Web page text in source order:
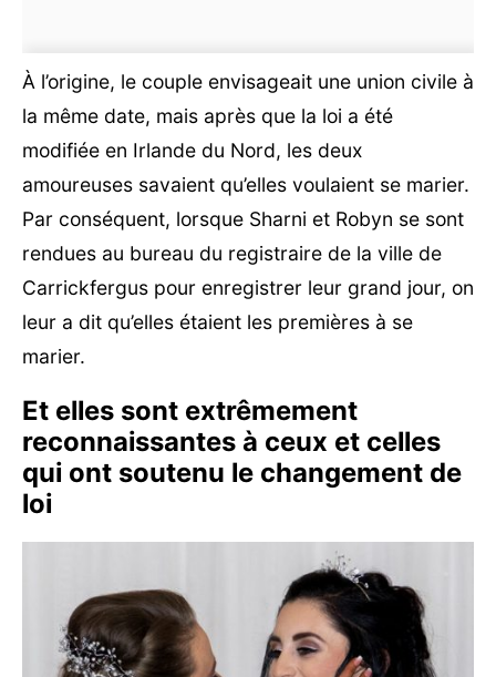
À l’origine, le couple envisageait une union civile à
la même date, mais après que la loi a été
modifiée en Irlande du Nord, les deux
amoureuses savaient qu’elles voulaient se marier.
Par conséquent, lorsque Sharni et Robyn se sont
rendues au bureau du registraire de la ville de
Carrickfergus pour enregistrer leur grand jour, on
leur a dit qu’elles étaient les premières à se
marier.
Et elles sont extrêmement
reconnaissantes à ceux et celles
qui ont soutenu le changement de
loi